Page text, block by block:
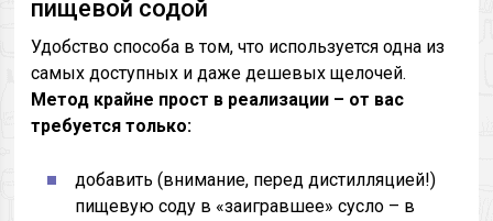
пищевой содой
Удобство способа в том, что используется одна из
самых доступных и даже дешевых щелочей.
Метод крайне прост в реализации – от вас
требуется только:
добавить (внимание, перед дистилляцией!)
пищевую соду в «заигравшее» сусло – в